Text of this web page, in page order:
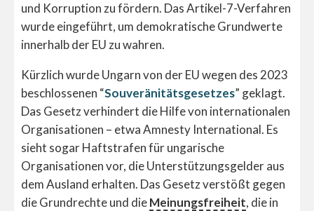
und Korruption zu fördern. Das Artikel-7-Verfahren
wurde eingeführt, um demokratische Grundwerte
innerhalb der EU zu wahren.
Kürzlich wurde Ungarn von der EU wegen des 2023
beschlossenen “Souveränitätsgesetzes” geklagt.
Das Gesetz verhindert die Hilfe von internationalen
Organisationen – etwa Amnesty International. Es
sieht sogar Haftstrafen für ungarische
Organisationen vor, die Unterstützungsgelder aus
dem Ausland erhalten. Das Gesetz verstößt gegen
die Grundrechte und dieMeinungsfreiheit, die in